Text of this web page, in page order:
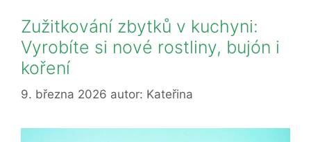
Zužitkování zbytků v kuchyni:
Vyrobíte si nové rostliny, bujón i
koření
9. března 2026 autor: Kateřina